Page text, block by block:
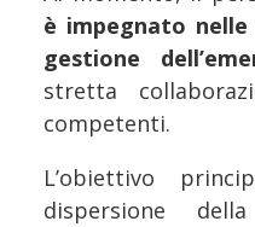
è impegnato
gestione
stretta
competenti.
L’obiettivo
dispersione